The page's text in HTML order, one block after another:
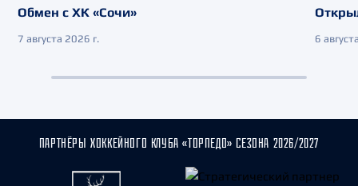
Обмен с ХК «Сочи»
7 августа 2026 г. 6
ПАРТНЁРЫ ХОККЕЙНОГО КЛУБА «ТОРПЕДО» СЕЗОНА 2026/2027